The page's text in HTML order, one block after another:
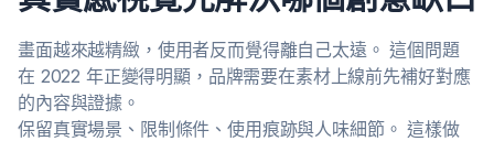
畫面越來越精緻，使用者反而覺得離自己太遠。 這個問題
在 2022 年正變得明顯，品牌需要在素材上線前先補好對應
的內容與證據。
保留真實場景、限制條件、使用痕跡與人味細節。 這樣做